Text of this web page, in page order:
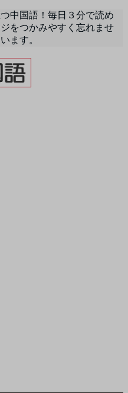
中国語！毎日３分で読め
をつかみやすく忘れませ
ます。